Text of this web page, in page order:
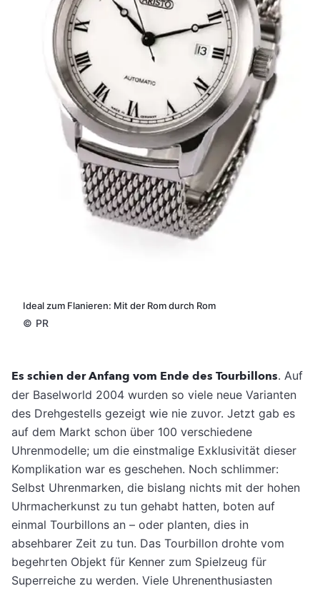
Ideal zum Flanieren: Mit der Rom durch Rom
© PR
Es schien der Anfang vom Ende des Tourbillons. Auf
der Baselworld 2004 wurden so viele neue Varianten
des Drehgestells gezeigt wie nie zuvor. Jetzt gab es
auf dem Markt schon über 100 verschiedene
Uhrenmodelle; um die einstmalige Exklusivität dieser
Komplikation war es geschehen. Noch schlimmer:
Selbst Uhrenmarken, die bislang nichts mit der hohen
Uhrmacherkunst zu tun gehabt hatten, boten auf
einmal Tourbillons an – oder planten, dies in
absehbarer Zeit zu tun. Das Tourbillon drohte vom
begehrten Objekt für Kenner zum Spielzeug für
Superreiche zu werden. Viele Uhrenenthusiasten